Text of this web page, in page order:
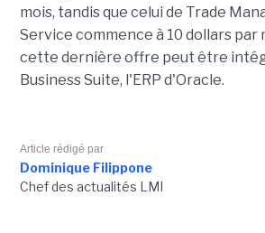
mois, tandis que celui de Trade
Service commence à 10 dollars par
cette dernière offre peut être
Business Suite, l'ERP d'Oracle.
Article rédigé par
Dominique Filippone
Chef des actualités LMI